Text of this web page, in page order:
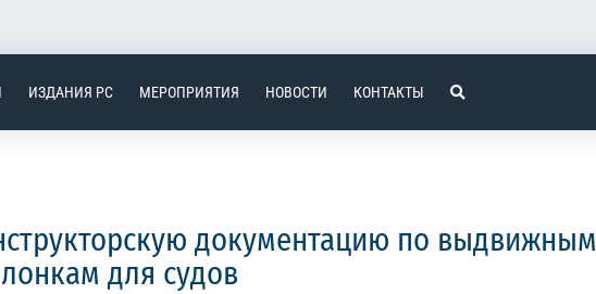
ИЗДАНИЯ РС МЕРОПРИЯТИЯ НОВОСТИ КОНТАКТЫ
документацию по выдвижным
для судов